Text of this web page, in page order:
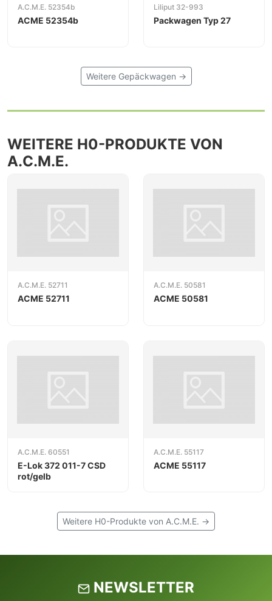
A.C.M.E. 52354b
ACME 52354b
Liliput 32-993
Packwagen Typ 27
Weitere Gepäckwagen →
WEITERE H0-PRODUKTE VON
A.C.M.E.
A.C.M.E. 52711
ACME 52711
A.C.M.E. 50581
ACME 50581
A.C.M.E. 60551
E-Lok 372 011-7 CSD
rot/gelb
A.C.M.E. 55117
ACME 55117
Weitere H0-Produkte von A.C.M.E. →
NEWSLETTER